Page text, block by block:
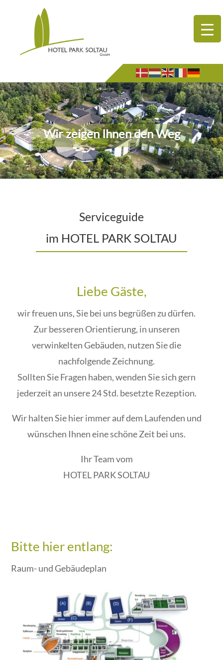
Wir zeigen Ihnen den Weg
Serviceguide
im HOTEL PARK SOLTAU
Liebe Gäste,
wir freuen uns, Sie bei uns begrüßen zu dürfen.
Zur besseren Orientierung, in unseren
verwinkelten Gebäuden, nutzen Sie die
nachfolgende Zeichnung.
Sollten Sie Fragen haben, wenden Sie sich gern
jederzeit an unsere 24 Std. besetzte Rezeption.
Wir halten Sie hier immer auf dem Laufenden und
wünschen Ihnen eine schöne Zeit bei uns.
Ihr Team vom
HOTEL PARK SOLTAU
Bitte hier entlang:
Raum- und Gebäudeplan